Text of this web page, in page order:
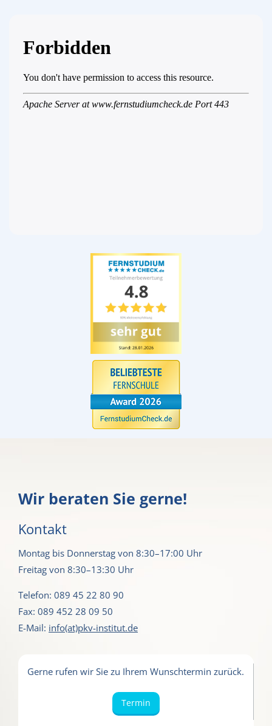
Wir beraten Sie gerne!
Kontakt
Montag bis Donnerstag von 8:30–17:00 Uhr
Freitag von 8:30–13:30 Uhr
Telefon: 089 45 22 80 90
Fax: 089 452 28 09 50
E-Mail: info(at)pkv-institut.de
Gerne rufen wir Sie zu Ihrem Wunschtermin zurück.
Termin